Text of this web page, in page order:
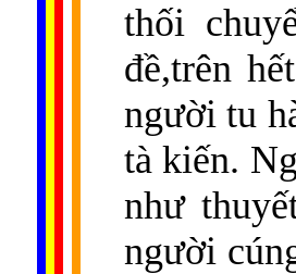
thối
đề,trên
người tu
tà kiến.
như
người